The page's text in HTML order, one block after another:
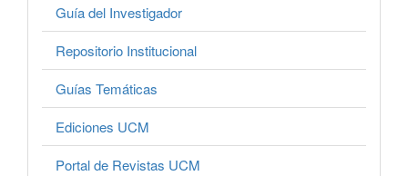
Guía del Investigador
Repositorio Institucional
Guías Temáticas
Ediciones UCM
Portal de Revistas UCM